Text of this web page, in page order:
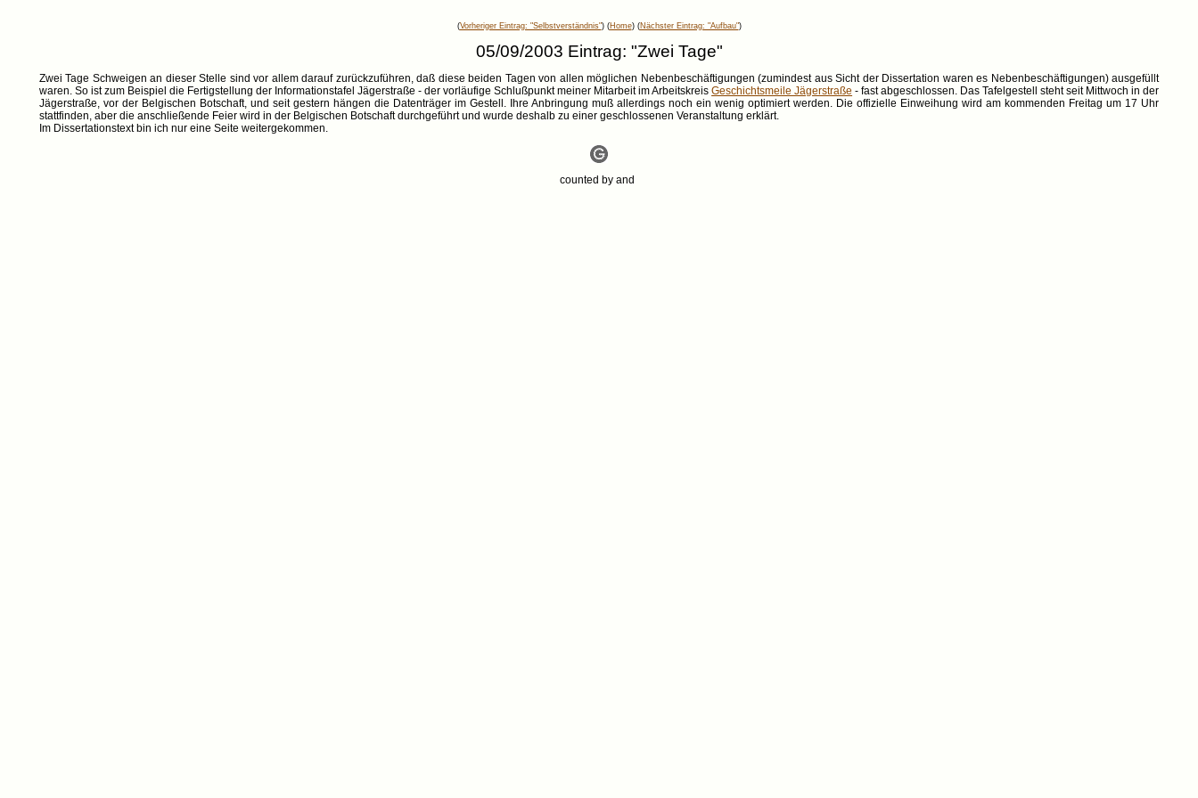
(Vorheriger Eintrag: "Selbstverständnis") (Home) (Nächster Eintrag: "Aufbau")
05/09/2003 Eintrag: "Zwei Tage"
Zwei Tage Schweigen an dieser Stelle sind vor allem darauf zurückzuführen, daß diese beiden Tagen von allen möglichen Nebenbeschäftigungen (zumindest aus Sicht der Dissertation waren es Nebenbeschäftigungen) ausgefüllt
waren. So ist zum Beispiel die Fertigstellung der Informationstafel Jägerstraße - der vorläufige Schlußpunkt meiner Mitarbeit im ArbeitskreisGeschichtsmeile Jägerstraße - fast abgeschlossen. Das Tafelgestell steht seit Mittwoch in der
Jägerstraße, vor der Belgischen Botschaft, und seit gestern hängen die Datenträger im Gestell. Ihre Anbringung muß allerdings noch ein wenig optimiert werden. Die offizielle Einweihung wird am kommenden Freitag um 17 Uhr
stattfinden, aber die anschließende Feier wird in der Belgischen Botschaft durchgeführt und wurde deshalb zu einer geschlossenen Veranstaltung erklärt.
Im Dissertationstext bin ich nur eine Seite weitergekommen.
counted by and